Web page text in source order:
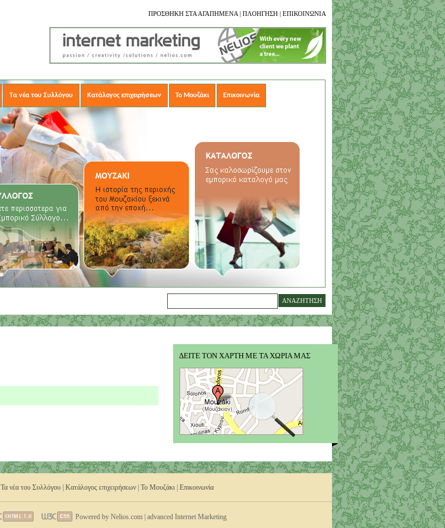
Τα νέα του Συλλόγου Κατάλογος επιχειρήσεων Το Μουζάκι Επικοινωνία
ΠΡΟΣΘΗΚΗ ΣΤΑ ΑΓΑΠΗΜΕΝΑ | ΠΛΟΗΓΗΣΗ | ΕΠΙΚΟΙΝΩΝΙΑ
ΔΕΙΤΕ ΤΟΝ ΧΑΡΤΗ ΜΕ ΤΑ ΧΩΡΙΑ ΜΑΣ
Τα νέα του Συλλόγου| Κατάλογος επιχειρήσεων| Το Μουζάκι| Επικοινωνία
Powered by Nelios.com | advanced Internet Marketing